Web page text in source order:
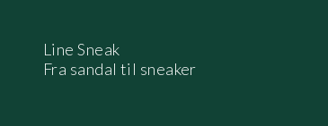
Line Sneak
Fra sandal til sneaker